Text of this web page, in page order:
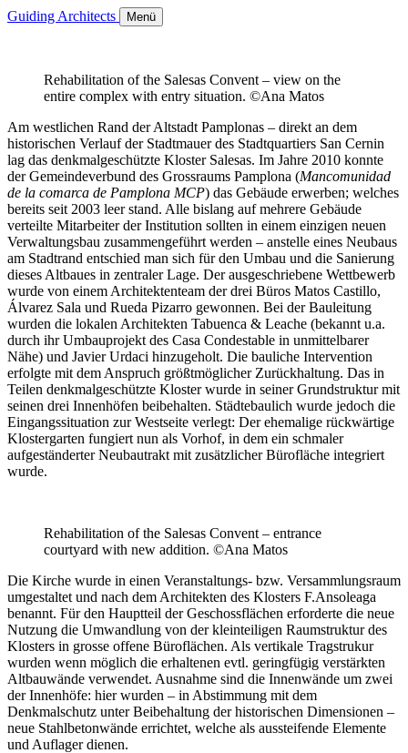
Guiding Architects Menü
Rehabilitation of the Salesas Convent – view on the
entire complex with entry situation. ©Ana Matos
Am westlichen Rand der Altstadt Pamplonas – direkt an dem
historischen Verlauf der Stadtmauer des Stadtquartiers San Cernin
lag das denkmalgeschützte Kloster Salesas. Im Jahre 2010 konnte
der Gemeindeverbund des Grossraums Pamplona (Mancomunidad
de la comarca de Pamplona MCP) das Gebäude erwerben; welches
bereits seit 2003 leer stand. Alle bislang auf mehrere Gebäude
verteilte Mitarbeiter der Institution sollten in einem einzigen neuen
Verwaltungsbau zusammengeführt werden – anstelle eines Neubaus
am Stadtrand entschied man sich für den Umbau und die Sanierung
dieses Altbaues in zentraler Lage. Der ausgeschriebene Wettbewerb
wurde von einem Architektenteam der drei Büros Matos Castillo,
Álvarez Sala und Rueda Pizarro gewonnen. Bei der Bauleitung
wurden die lokalen Architekten Tabuenca & Leache (bekannt u.a.
durch ihr Umbauprojekt des Casa Condestable in unmittelbarer
Nähe) und Javier Urdaci hinzugeholt. Die bauliche Intervention
erfolgte mit dem Anspruch größtmöglicher Zurückhaltung. Das in
Teilen denkmalgeschützte Kloster wurde in seiner Grundstruktur mit
seinen drei Innenhöfen beibehalten. Städtebaulich wurde jedoch die
Eingangssituation zur Westseite verlegt: Der ehemalige rückwärtige
Klostergarten fungiert nun als Vorhof, in dem ein schmaler
aufgeständerter Neubautrakt mit zusätzlicher Bürofläche integriert
wurde.
Rehabilitation of the Salesas Convent – entrance
courtyard with new addition. ©Ana Matos
Die Kirche wurde in einen Veranstaltungs- bzw. Versammlungsraum
umgestaltet und nach dem Architekten des Klosters F.Ansoleaga
benannt. Für den Hauptteil der Geschossflächen erforderte die neue
Nutzung die Umwandlung von der kleinteiligen Raumstruktur des
Klosters in grosse offene Büroflächen. Als vertikale Tragstrukur
wurden wenn möglich die erhaltenen evtl. geringfügig verstärkten
Altbauwände verwendet. Ausnahme sind die Innenwände um zwei
der Innenhöfe: hier wurden – in Abstimmung mit dem
Denkmalschutz unter Beibehaltung der historischen Dimensionen –
neue Stahlbetonwände errichtet, welche als aussteifende Elemente
und Auflager dienen.